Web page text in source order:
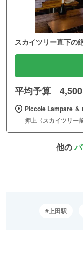
スカイツリー直下の
平均予算
Piccole Lampare
押上〈スカイツリー
他の
上田駅